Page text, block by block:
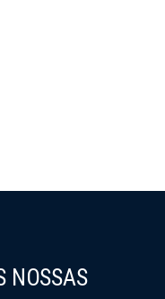
NOSSAS